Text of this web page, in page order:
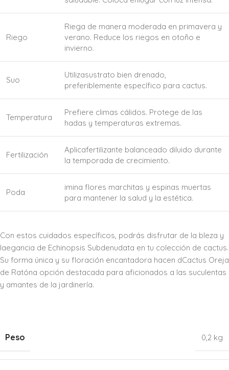
Riego
Riega de manera moderada en primavera y
verano. Reduce los riegos en otoño e
invierno.
Suo
Utilizasustrato bien drenado,
preferiblemente específico para cactus.
Temperatura
Prefiere climas cálidos. Protege de las
hadas y temperaturas extremas.
Fertilización
Aplicafertilizante balanceado diluido durante
la temporada de crecimiento.
Poda
imina flores marchitas y espinas muertas
para mantener la salud y la estética.
Con estos cuidados específicos, podrás disfrutar de la bleza y
laegancia de Echinopsis Subdenudata en tu colección de cactus.
Su forma única y su floración encantadora hacen dCactus Oreja
de Ratóna opción destacada para aficionados a las suculentas
y amantes de la jardinería.
Peso 0,2 kg